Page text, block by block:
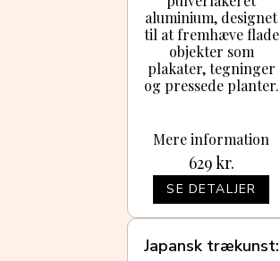
aluminium, designet
til at fremhæve flade
objekter som
plakater, tegninger
og pressede planter.
629kr.
SE DETALJER
Mere information
Japansk trækunst